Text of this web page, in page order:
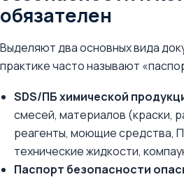
обязателен
Выделяют два основных вида
практике часто называют
SDS/ПБ химической
смесей, материалов (краски,
реагенты, моющие средства,
технические жидкости,
Паспорт безопасности